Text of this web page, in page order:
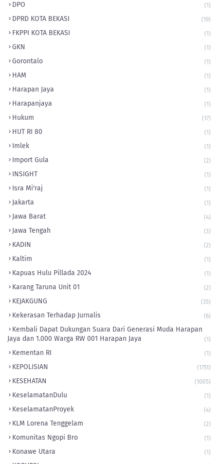
DPO (1)
DPRD KOTA BEKASI (19)
FKPPI KOTA BEKASI (1)
GKN (1)
Gorontalo (1)
HAM (1)
Harapan Jaya (1)
Harapanjaya (1)
Hukum (17)
HUT RI 80 (1)
Imlek (1)
Import Gula (2)
INSIGHT (1)
Isra Mi'raj (1)
Jakarta (1)
Jawa Barat (4)
Jawa Tengah (3)
KADIN (2)
Kaltim (1)
Kapuas Hulu Pillada 2024 (1)
Karang Taruna Unit 01 (2)
KEJAKGUNG (35)
Kekerasan Terhadap Jurnalis (6)
Kembali Dapat Dukungan Suara Dari Generasi Muda Harapan
Jaya dan 1.000 Warga RW 001 Harapan Jaya
(1)
Kementan RI (1)
KEPOLISIAN (1751)
KESEHATAN (1005)
KeselamatanDulu (1)
KeselamatanProyek (4)
KLM Lorena Tenggelam (2)
Komunitas Ngopi Bro (1)
Konawe Utara (1)